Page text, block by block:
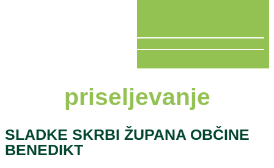
priseljevanje
SLADKE SKRBI ŽUPANA OBČINE
BENEDIKT